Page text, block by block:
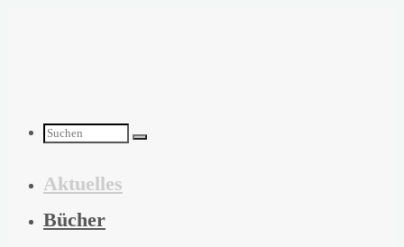
Suchen
nach:
Aktuelles
Bücher